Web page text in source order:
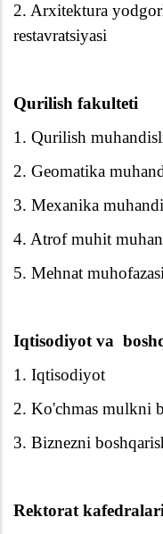
2. Arxitektura
restavratsiyasi
Qurilish fakulteti
1. Qurilish
2. Geomatika
3. Mexanika
4. Atrof muhit
5. Mehnat
Iqtisodiyot va
1. Iqtisodiyot
2. Ko'chmas mulkni
3. Biznezni
Rektorat kafedralari